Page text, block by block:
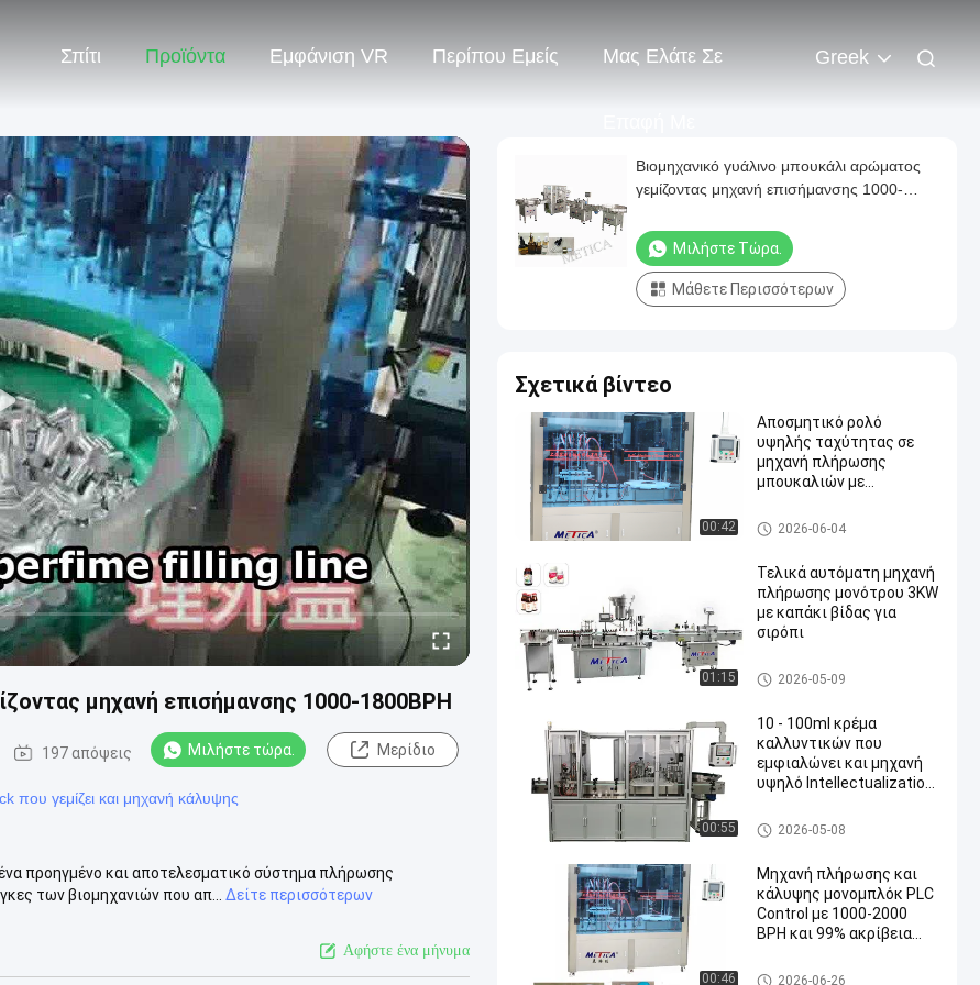
Σπίτι Προϊόντα Εμφάνιση VR Περίπου Εμείς Μας Ελάτε Σε Greek
μηχανή επισήμανσης 1000-1800BPH
197 απόψεις Μιλήστε τώρα. Μερίδιο
που γεμίζει και μηχανή κάλυψης
προηγμένο και αποτελεσματικό σύστημα πλήρωσης
των βιομηχανιών που απ...
Δείτε περισσότερων
Αφήστε ένα μήνυμα
Βιομηχανικό γυάλινο μπουκάλι αρώματος
γεμίζοντας μηχανή επισήμανσης 1000-
Μιλήστε Τώρα.
Μάθετε Περισσότερων
Σχετικά βίντεο
00:42
Αποσμητικό ρολό
υψηλής ταχύτητας σε
μηχανή πλήρωσης
μπουκαλιών με
εξοπλισμό πλήρωσης
μπουκαλιών υγρού
Μηχανή πλήρωσης μπουκαλι
ών
2026-06-04
01:15
Τελικά αυτόματη μηχανή
πλήρωσης μονότρου 3KW
με καπάκι βίδας για
σιρόπι
monoblock γεμίζοντας και μη
χανή κάλυψης
2026-05-09
00:55
10 - 100ml κρέμα
καλλυντικών που
εμφιαλώνει και μηχανή
υψηλό Intellectualization
monoblock γεμίζοντας και μη
χανή κάλυψης
2026-05-08
00:46
Μηχανή πλήρωσης και
κάλυψης μονομπλόκ PLC
Control με 1000-2000
BPH και 99% ακρίβεια
με σταγονόμετρο
monoblock γεμίζοντας και μη
2026-06-26